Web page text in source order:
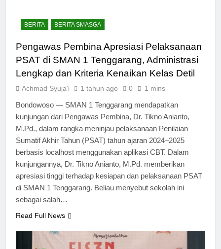
BERITA BERITA SMASGA
Pengawas Pembina Apresiasi Pelaksanaan
PSAT di SMAN 1 Tenggarang, Administrasi
Lengkap dan Kriteria Kenaikan Kelas Detil
Achmad Syuja'i 1 tahun ago 0 1 mins
Bondowoso — SMAN 1 Tenggarang mendapatkan
kunjungan dari Pengawas Pembina, Dr. Tikno Anianto,
M.Pd., dalam rangka meninjau pelaksanaan Penilaian
Sumatif Akhir Tahun (PSAT) tahun ajaran 2024–2025
berbasis localhost menggunakan aplikasi CBT. Dalam
kunjungannya, Dr. Tikno Anianto, M.Pd. memberikan
apresiasi tinggi terhadap kesiapan dan pelaksanaan PSAT
di SMAN 1 Tenggarang. Beliau menyebut sekolah ini
sebagai salah…
Read Full News